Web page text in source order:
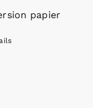
papier